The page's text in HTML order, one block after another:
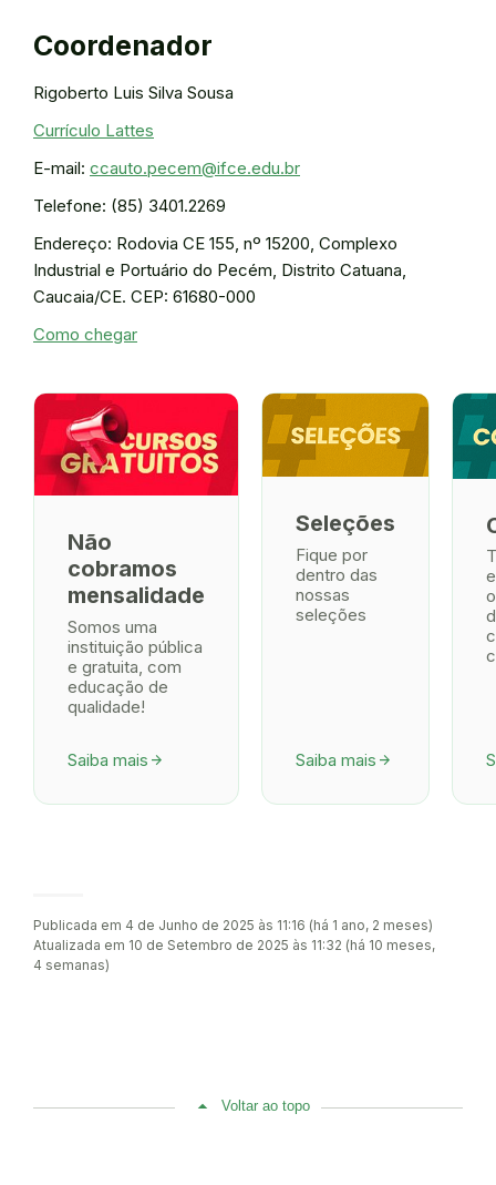
Coordenador
Rigoberto Luis Silva Sousa
Currículo Lattes
E-mail: ccauto.pecem@ifce.edu.br
Telefone: (85) 3401.2269
Endereço: Rodovia CE 155, nº 15200, Complexo
Industrial e Portuário do Pecém, Distrito Catuana,
Caucaia/CE. CEP: 61680-000
Como chegar
Não
cobramos
mensalidade
Somos uma
instituição pública
e gratuita, com
educação de
qualidade!
Saiba mais arrow_forward
Seleções
Fique por
dentro das
nossas
seleções
Saiba mais arrow_forward
Publicada em 4 de Junho de 2025 às 11:16 (há 1 ano, 2 meses)
Atualizada em 10 de Setembro de 2025 às 11:32 (há 10 meses,
4 semanas)
Voltar ao topo